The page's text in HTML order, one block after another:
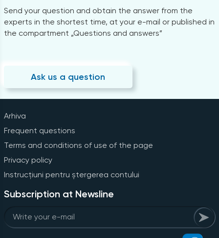
Send your question and obtain the answer from the
experts in the shortest time, at your e-mail or published in
the compartment „Questions and answers”
Ask us a question
Arhiva
Frequent questions
Terms and conditions of use of the page
Privacy policy
Instrucțiuni pentru ștergerea contului
Subscription at Newsline